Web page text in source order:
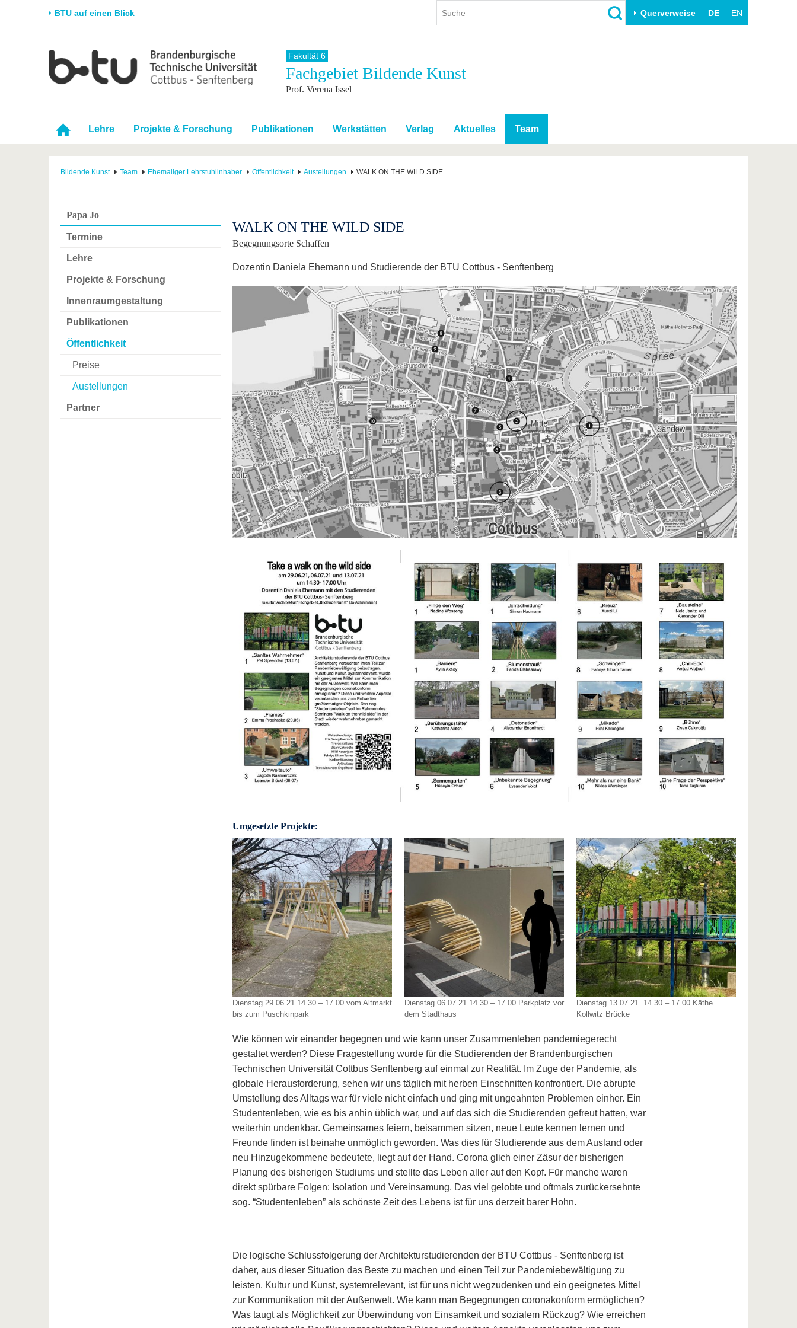
BTU auf einen Blick Querverweise DE EN
Universität
Karriere & Engagement
Partnerschaften &
Strukturwandel
Forschung
Förderung
Wissenschaftlicher
Nachwuchs
Studium
Studienangebot
Im Studium
Nach dem Studium
International
Internationales Profil
Mit der BTU ins Ausland
Für internationale
Studierende
Kontakt
Weiterbildung
Innovative Transferprojekte
BTU & Region erleben
Fakultät 6
Fachgebiet Bildende Kunst
Prof. Verena Issel
Lehre Projekte & Forschung Publikationen Werkstätten Verlag Aktuelles Team
Bildende Kunst Team Ehemaliger Lehrstuhlinhaber Öffentlichkeit Austellungen WALK ON THE WILD SIDE
Papa Jo
Termine
Lehre
Projekte & Forschung
Innenraumgestaltung
Publikationen
Öffentlichkeit
Preise
Austellungen
Partner
WALK ON THE WILD SIDE
Begegnungsorte Schaffen
Dozentin Daniela Ehemann und Studierende der BTU Cottbus - Senftenberg
Umgesetzte Projekte:
Dienstag 29.06.21 14.30 – 17.00 vom Altmarkt
bis zum Puschkinpark
Dienstag 06.07.21 14.30 – 17.00 Parkplatz vor
dem Stadthaus
Dienstag 13.07.21. 14.30 – 17.00 Käthe
Kollwitz Brücke
Wie können wir einander begegnen und wie kann unser Zusammenleben pandemiegerecht
gestaltet werden? Diese Fragestellung wurde für die Studierenden der Brandenburgischen
Technischen Universität Cottbus Senftenberg auf einmal zur Realität. Im Zuge der Pandemie, als
globale Herausforderung, sehen wir uns täglich mit herben Einschnitten konfrontiert. Die abrupte
Umstellung des Alltags war für viele nicht einfach und ging mit ungeahnten Problemen einher. Ein
Studentenleben, wie es bis anhin üblich war, und auf das sich die Studierenden gefreut hatten, war
weiterhin undenkbar. Gemeinsames feiern, beisammen sitzen, neue Leute kennen lernen und
Freunde finden ist beinahe unmöglich geworden. Was dies für Studierende aus dem Ausland oder
neu Hinzugekommene bedeutete, liegt auf der Hand. Corona glich einer Zäsur der bisherigen
Planung des bisherigen Studiums und stellte das Leben aller auf den Kopf. Für manche waren
direkt spürbare Folgen: Isolation und Vereinsamung. Das viel gelobte und oftmals zurückersehnte
sog. “Studentenleben” als schönste Zeit des Lebens ist für uns derzeit barer Hohn.
Die logische Schlussfolgerung der Architekturstudierenden der BTU Cottbus - Senftenberg ist
daher, aus dieser Situation das Beste zu machen und einen Teil zur Pandemiebewältigung zu
leisten. Kultur und Kunst, systemrelevant, ist für uns nicht wegzudenken und ein geeignetes Mittel
zur Kommunikation mit der Außenwelt. Wie kann man Begegnungen coronakonform ermöglichen?
Was taugt als Möglichkeit zur Überwindung von Einsamkeit und sozialem Rückzug? Wie erreichen